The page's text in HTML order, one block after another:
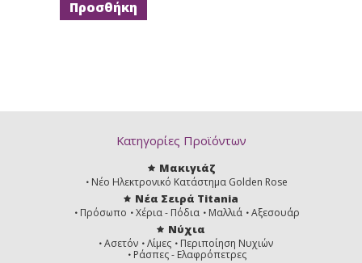
Κατηγορίες Προϊόντων
Μακιγιάζ
Νέο Ηλεκτρονικό Κατάστημα Golden Rose
Νέα Σειρά Titania
Πρόσωπο Χέρια - Πόδια Μαλλιά Αξεσουάρ
Νύχια
Ασετόν Λίμες
Περιποίηση Νυχιών
Ράσπες - Ελαφρόπετρες